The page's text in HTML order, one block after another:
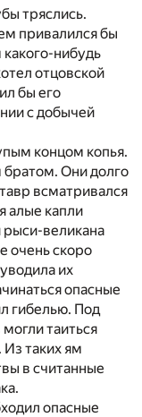
тряслись.
привалился бы
нибудь
отцовской
бы его
с добычей
концом копья.
Они долго
всматривался
алые капли
рыси-великана
очень скоро
их
опасные
гибелью. Под
таиться
таких ям
в считанные
опасные